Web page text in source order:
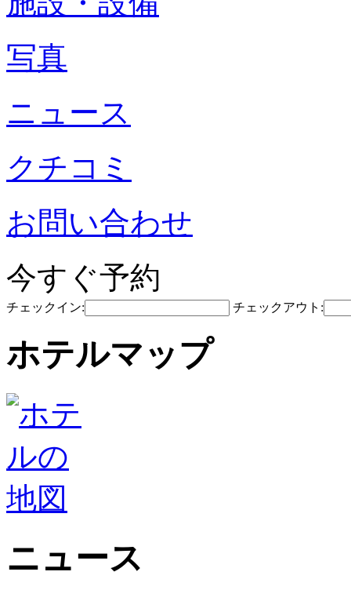
写真
ニュース
クチコミ
お問い合わせ
今すぐ予約
チェックイン: チェックアウト:
ホテルマップ
ニュース